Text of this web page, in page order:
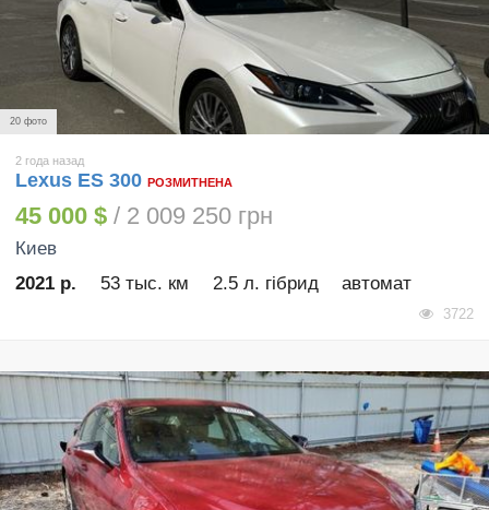
20 фото
2 года назад
Lexus ES 300 РОЗМИТНЕНА
45 000 $ / 2 009 250 грн
Киев
2021 р.
53 тыс. км 2.5 л. гібрид автомат
3722